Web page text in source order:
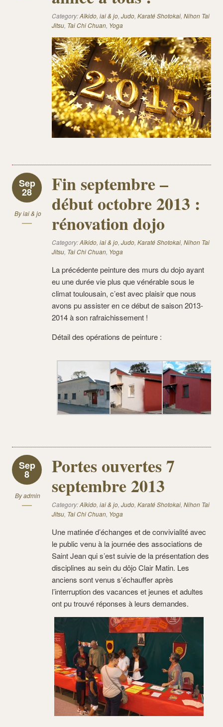
Category:Aïkido, iai & jo, Judo, Karaté Shotokai, Nihon Tai
Jitsu, Tai Chi Chuan, Yoga
Sep
28
Byiai & jo
Fin septembre –
début octobre 2013 :
rénovation dojo
Category:Aïkido, iai & jo, Judo, Karaté Shotokai, Nihon Tai
Jitsu, Tai Chi Chuan, Yoga
La précédente peinture des murs du dojo ayant
eu une durée vie plus que vénérable sous le
climat toulousain, c’est avec plaisir que nous
avons pu assister en ce début de saison 2013-
2014 à son rafraichissement !
Détail des opérations de peinture :
Sep
8
Byadmin
Portes ouvertes 7
septembre 2013
Category:Aïkido, iai & jo, Judo, Karaté Shotokai, Nihon Tai
Jitsu, Tai Chi Chuan, Yoga
Une matinée d’échanges et de convivialité avec
le public venu à la journée des associations de
Saint Jean qui s’est suivie de la présentation des
disciplines au sein du dôjo Clair Matin. Les
anciens sont venus s’échauffer après
l’interruption des vacances et jeunes et adultes
ont pu trouvé réponses à leurs demandes.